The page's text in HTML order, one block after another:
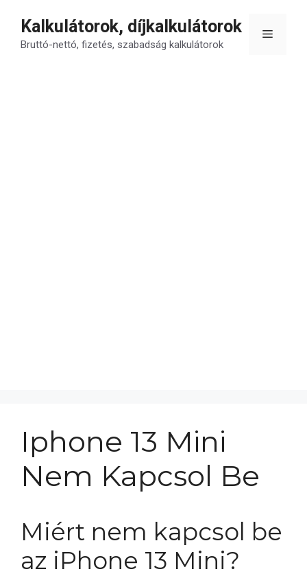
tartalomba
Kalkulátorok, díjkalkulátorok
Bruttó-nettó, fizetés, szabadság kalkulátorok
Menü
Iphone 13 Mini
Nem Kapcsol Be
Miért nem kapcsol be
az iPhone 13 Mini?